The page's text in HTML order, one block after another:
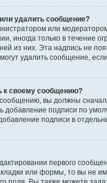
удалить сообщение?
или
иногда только в течение
из них. Эта надпись не
удалить сообщение,
к своему сообщению?
вы должны
добавление подписи по
подписи в
первого
или формы, то вы не